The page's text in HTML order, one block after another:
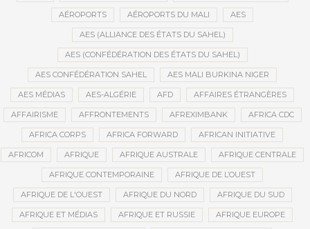
AÉROPORTS AÉROPORTS DU MALI AES
AES (ALLIANCE DES ÉTATS DU SAHEL)
AES (CONFÉDÉRATION DES ÉTATS DU SAHEL)
AES CONFÉDÉRATION SAHEL AES MALI BURKINA NIGER
AES MÉDIAS AES-ALGÉRIE AFD AFFAIRES ÉTRANGÈRES
AFFAIRISME AFFRONTEMENTS AFREXIMBANK AFRICA CDC
AFRICA CORPS AFRICA FORWARD AFRICAN INITIATIVE
AFRICOM AFRIQUE AFRIQUE AUSTRALE AFRIQUE CENTRALE
AFRIQUE CONTEMPORAINE AFRIQUE DE L’OUEST
AFRIQUE DE L'OUEST AFRIQUE DU NORD AFRIQUE DU SUD
AFRIQUE ET MÉDIAS AFRIQUE ET RUSSIE AFRIQUE EUROPE